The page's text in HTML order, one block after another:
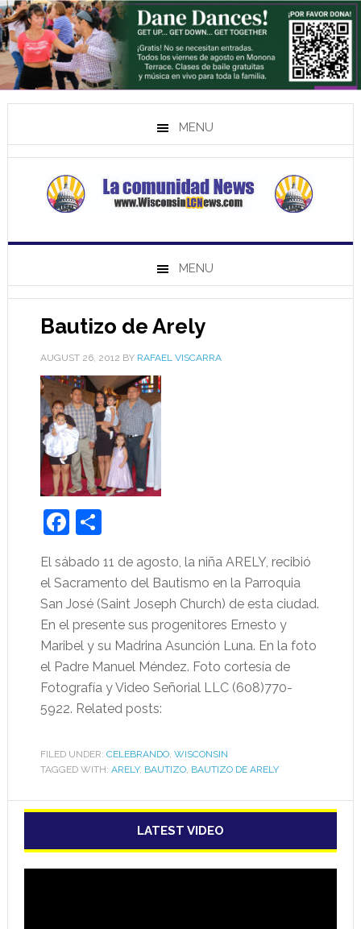
MENU
MENU
Bautizo de Arely
AUGUST 26, 2012 BY RAFAEL VISCARRA
Facebook
Share
El sábado 11 de agosto, la niña ARELY, recibió
el Sacramento del Bautismo en la Parroquia
San José (Saint Joseph Church) de esta ciudad.
En el presente sus progenitores Ernesto y
Maribel y su Madrina Asunción Luna. En la foto
el Padre Manuel Méndez. Foto cortesía de
Fotografía y Video Señorial LLC (608)770-
5922. Related posts:
FILED UNDER: CELEBRANDO, WISCONSIN
TAGGED WITH: ARELY, BAUTIZO, BAUTIZO DE ARELY
LATEST VIDEO